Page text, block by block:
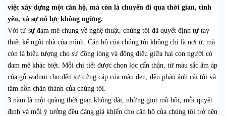
việc xây dựng một căn hộ, mà còn là chuyến đi qua thời gian, tình
yêu, và sự nỗ lực không ngừng.
Với từ sự đam mê chung về nghệ thuật, chúng tôi đã quyết định tự tay
thiết kế ngôi nhà của mình. Căn hộ của chúng tôi không chỉ là nơi ở, mà
còn là biểu tượng cho sự đồng lòng và đồng điệu giữa hai con người có
đam mê khác biệt. Mỗi chi tiết được chọn lọc cẩn thận, từ màu sắc ấm áp
của gỗ walnut cho đến sự cứng cáp của màu đen, đều phản ánh cái tôi và
tâm hồn chân thành của chúng tôi.
3 năm là một quãng thời gian không dài, những giọt mồ hôi, mỗi quyết
định và mỗi ý tưởng đều đáng giá khiến cho căn hộ của chúng tôi trở nên